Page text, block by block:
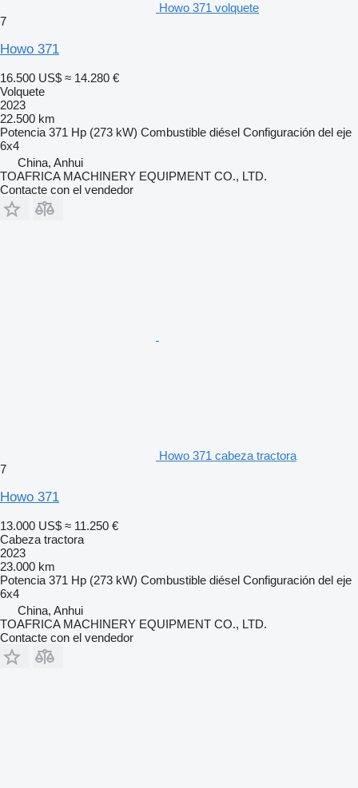
Howo 371 volquete
7
Howo 371
16.500 US$ ≈ 14.280 €
Volquete
2023
22.500 km
Potencia 371 Hp (273 kW) Combustible diésel Configuración del eje
6x4
China, Anhui
TOAFRICA MACHINERY EQUIPMENT CO., LTD.
Contacte con el vendedor
Howo 371 cabeza tractora
7
Howo 371
13.000 US$ ≈ 11.250 €
Cabeza tractora
2023
23.000 km
Potencia 371 Hp (273 kW) Combustible diésel Configuración del eje
6x4
China, Anhui
TOAFRICA MACHINERY EQUIPMENT CO., LTD.
Contacte con el vendedor